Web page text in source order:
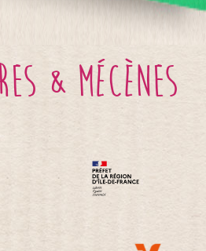
& mécènes